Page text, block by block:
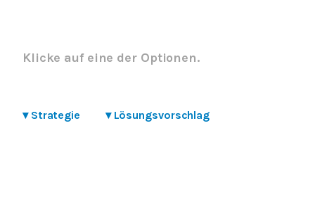
Klicke auf eine der Optionen.
▾ Strategie ▾ Lösungsvorschlag